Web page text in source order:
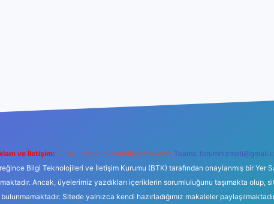
ve İletişim: E-mail: backlinkpaneli@gmail.com Teams:
Bilgi Teknolojileri ve İletişim Kurumu (BTK) tarafından onaylanmış bir
Ancak, üyelerimiz yazdıkları içeriklerin sorumluluğunu taşımakta
Sitede yalnızca kendi hazırladığımız makaleler